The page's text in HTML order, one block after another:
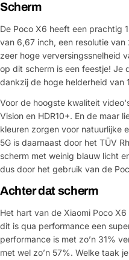
Scherm
De Poco X6 heeft een prachtig
van 6,67 inch, een resolutie
zeer hoge verversingssnelheid
op dit scherm is een feestje! Je
dankzij de hoge helderheid van
Voor de hoogste kwaliteit
Vision en HDR10+. En de maar
kleuren zorgen voor natuurlijke
5G is daarnaast door het TÜV
scherm met weinig blauw licht
dus door het gebruik van de
Achter dat scherm
Het hart van de Xiaomi Poco
dit is qua performance een
performance is met zo’n 31%
met wel zo’n 57%. Welke taak